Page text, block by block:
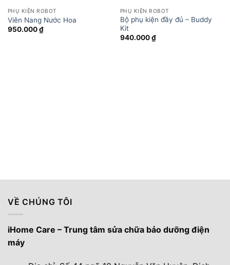
PHỤ KIỆN ROBOT
Viên Nang Nước Hoa
950.000₫
PHỤ KIỆN ROBOT
Bộ phụ kiện đầy đủ – Buddy
Kit
940.000₫
VỀ CHÚNG TÔI
iHome Care – Trung tâm sửa chữa bảo dưỡng điện
máy